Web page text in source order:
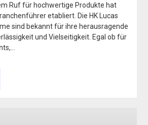
Ruf für hochwertige Produkte hat
etabliert. Die HK Lucas
sind bekannt für ihre herausragende
und Vielseitigkeit. Egal ob für